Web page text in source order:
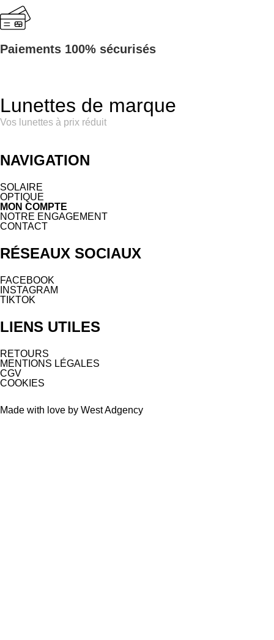
Paiements 100% sécurisés
Lunettes de marque
Vos lunettes à prix réduit
NAVIGATION
SOLAIRE
OPTIQUE
MON COMPTE
NOTRE ENGAGEMENT
CONTACT
RÉSEAUX SOCIAUX
FACEBOOK
INSTAGRAM
TIKTOK
LIENS UTILES
RETOURS
MENTIONS LÉGALES
CGV
COOKIES
Made with love by West Adgency